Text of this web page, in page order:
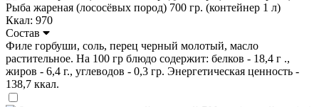
Рыба жареная (лососёвых пород) 700 гр. (контейнер 1 л)
Ккал: 970
Состав
Филе горбуши, соль, перец черный молотый, масло
растительное. На 100 гр блюдо содержит: белков - 18,4 г .,
жиров - 6,4 г., углеводов - 0,3 гр. Энергетическая ценность -
138,7 ккал.